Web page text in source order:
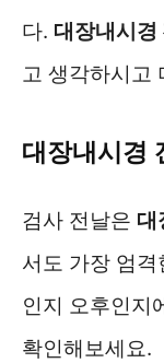
다. 대장내시경
고 생각하시고
대장내시경
검사 전날은 대
서도 가장 엄
인지 오후인지
확인해보세요.